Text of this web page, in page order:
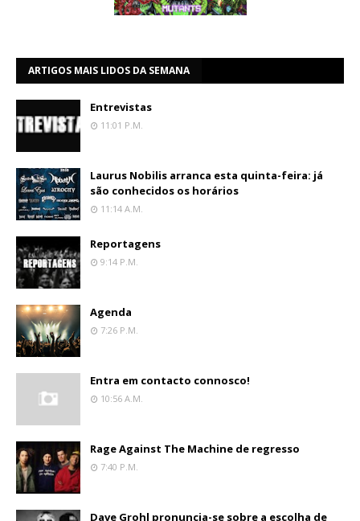
ARTIGOS MAIS LIDOS DA SEMANA
Entrevistas
11:01 P.m.
Laurus Nobilis arranca esta quinta-feira: já
são conhecidos os horários
11:14 A.m.
Reportagens
9:14 P.m.
Agenda
7:26 P.m.
Entra em contacto connosco!
10:56 A.m.
Rage Against The Machine de regresso
7:40 P.m.
Dave Grohl pronuncia-se sobre a escolha de